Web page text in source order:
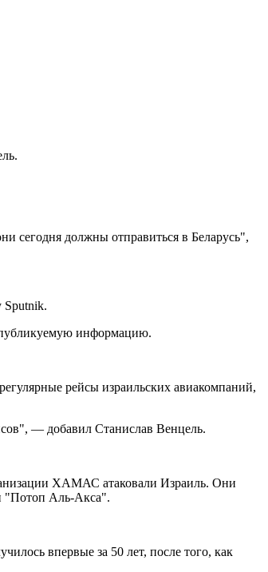
сегодня должны отправиться в Беларусь",
Sputnik.
публикуемую информацию.
рейсы израильских авиакомпаний,
— добавил Станислав Венцель.
ХАМАС атаковали Израиль. Они
"Потоп Аль-Акса".
впервые за 50 лет, после того, как